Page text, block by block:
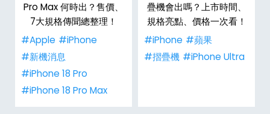
Pro Max 何時出？售價、
7大規格傳聞總整理！
#Apple #iPhone
#新機消息
#iPhone 18 Pro
#iPhone 18 Pro Max
疊機會出嗎？上市時間、
規格亮點、價格一次看！
#iPhone #蘋果
#摺疊機 #iPhone Ultra